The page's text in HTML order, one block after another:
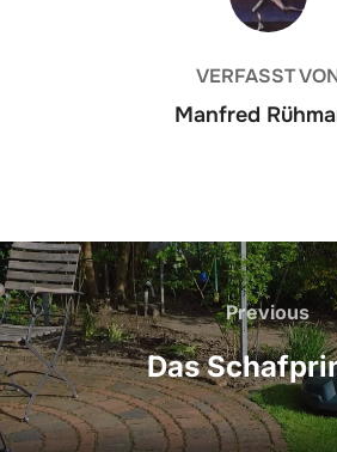
VERFASST
Manfred
Beitragsnavigation
Previous
Das